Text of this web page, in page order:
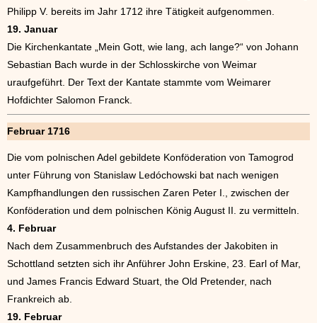
Philipp V. bereits im Jahr 1712 ihre Tätigkeit aufgenommen.
19. Januar
Die Kirchenkantate „Mein Gott, wie lang, ach lange?“ von Johann
Sebastian Bach wurde in der Schlosskirche von Weimar
uraufgeführt. Der Text der Kantate stammte vom Weimarer
Hofdichter Salomon Franck.
Februar 1716
Die vom polnischen Adel gebildete Konföderation von Tamogrod
unter Führung von Stanislaw Ledóchowski bat nach wenigen
Kampfhandlungen den russischen Zaren Peter I., zwischen der
Konföderation und dem polnischen König August II. zu vermitteln.
4. Februar
Nach dem Zusammenbruch des Aufstandes der Jakobiten in
Schottland setzten sich ihr Anführer John Erskine, 23. Earl of Mar,
und James Francis Edward Stuart, the Old Pretender, nach
Frankreich ab.
19. Februar